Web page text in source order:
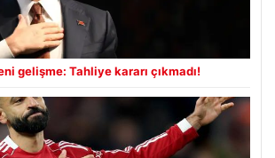
gelişme: Tahliye kararı çıkmadı!